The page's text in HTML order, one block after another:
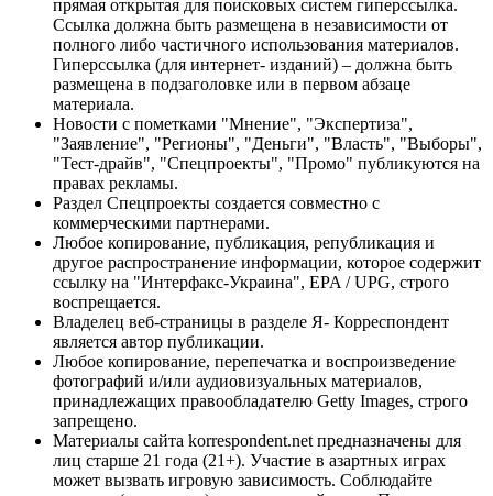
прямая открытая для поисковых систем гиперссылка.
Ссылка должна быть размещена в независимости от
полного либо частичного использования материалов.
Гиперссылка (для интернет- изданий) – должна быть
размещена в подзаголовке или в первом абзаце
материала.
Новости с пометками "Мнение", "Экспертиза",
"Заявление", "Регионы", "Деньги", "Власть", "Выборы",
"Тест-драйв", "Спецпроекты", "Промо" публикуются на
правах рекламы.
Раздел Спецпроекты создается совместно с
коммерческими партнерами.
Любое копирование, публикация, републикация и
другое распространение информации, которое содержит
ссылку на "Интерфакс-Украина", EPA / UPG, строго
воспрещается.
Владелец веб-страницы в разделе Я- Корреспондент
является автор публикации.
Любое копирование, перепечатка и воспроизведение
фотографий и/или аудиовизуальных материалов,
принадлежащих правообладателю Getty Images, строго
запрещено.
Материалы сайта korrespondent.net предназначены для
лиц старше 21 года (21+). Участие в азартных играх
может вызвать игровую зависимость. Соблюдайте